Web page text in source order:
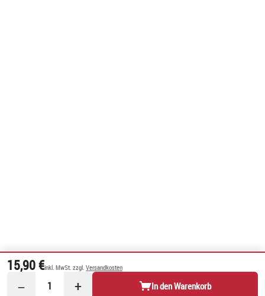
15,90 €inkl. MwSt. zzgl. Versandkosten
− 1 + In den Warenkorb